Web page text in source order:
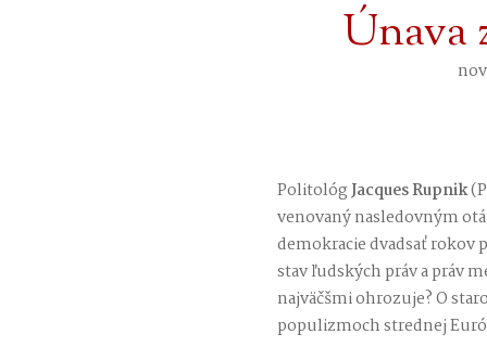
Únava
PolitológJacques Rupnik
venovaný nasledovným
demokracie dvadsať rokov
stav ľudských práv a práv
najväčšmi ohrozuje? O
populizmoch strednej